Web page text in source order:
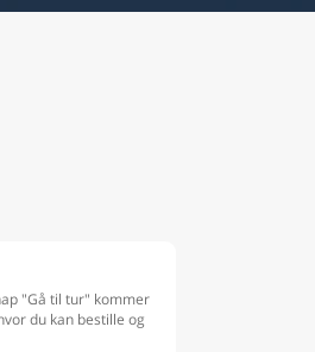
"Gå til tur" kommer
du kan bestille og